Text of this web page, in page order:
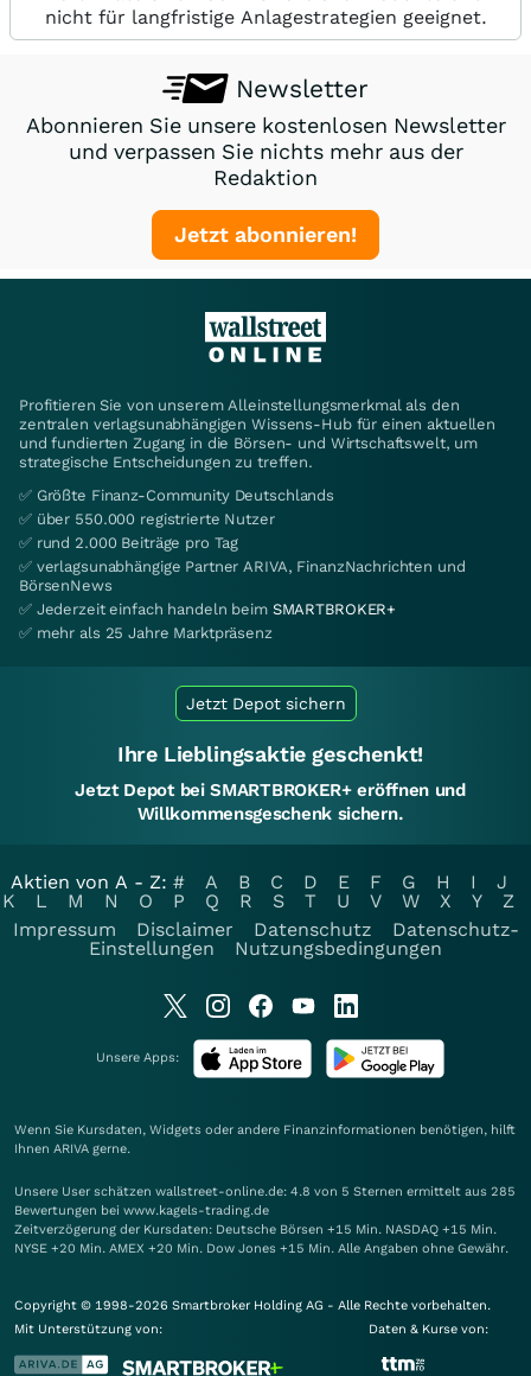
nicht für langfristige Anlagestrategien geeignet.
Newsletter
Abonnieren Sie unsere kostenlosen Newsletter
und verpassen Sie nichts mehr aus der
Redaktion
Jetzt abonnieren!
Profitieren Sie von unserem Alleinstellungsmerkmal als den
zentralen verlagsunabhängigen Wissens-Hub für einen aktuellen
und fundierten Zugang in die Börsen- und Wirtschaftswelt, um
strategische Entscheidungen zu treffen.
✅ Größte Finanz-Community Deutschlands
✅ über 550.000 registrierte Nutzer
✅ rund 2.000 Beiträge pro Tag
✅ verlagsunabhängige Partner ARIVA, FinanzNachrichten und
BörsenNews
✅ Jederzeit einfach handeln beim SMARTBROKER+
✅ mehr als 25 Jahre Marktpräsenz
Jetzt Depot sichern
Ihre Lieblingsaktie geschenkt!
Jetzt Depot bei SMARTBROKER+ eröffnen und
Willkommensgeschenk sichern.
Aktien von A - Z: # A B C D E F G H I
J
K
L M N O P Q R S T U V W X Y
Z
Impressum
Disclaimer Datenschutz
Datenschutz-
Einstellungen
Nutzungsbedingungen
Unsere Apps:
Wenn Sie Kursdaten, Widgets oder andere Finanzinformationen benötigen, hilft
Ihnen ARIVA gerne.
Unsere User schätzen wallstreet-online.de: 4.8 von 5 Sternen ermittelt aus 285
Bewertungen bei www.kagels-trading.de
Zeitverzögerung der Kursdaten: Deutsche Börsen +15 Min. NASDAQ +15 Min.
NYSE +20 Min. AMEX +20 Min. Dow Jones +15 Min. Alle Angaben ohne Gewähr.
Copyright © 1998-2026 Smartbroker Holding AG - Alle Rechte vorbehalten.
Mit Unterstützung von:
Daten & Kurse von: